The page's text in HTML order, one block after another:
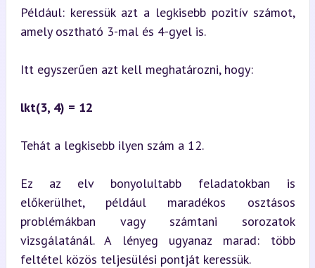
Például: keressük azt a legkisebb pozitív számot,
amely osztható 3-mal és 4-gyel is.
Itt egyszerűen azt kell meghatározni, hogy:
lkt(3, 4) = 12
Tehát a legkisebb ilyen szám a 12.
Ez az elv bonyolultabb feladatokban is
előkerülhet, például maradékos osztásos
problémákban vagy számtani sorozatok
vizsgálatánál. A lényeg ugyanaz marad: több
feltétel közös teljesülési pontját keressük.